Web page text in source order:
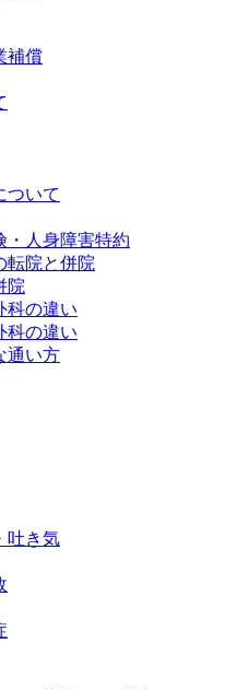
補償
ついて
・人身障害特約
転院と併院
院
科の違い
科の違い
通い方
吐き気